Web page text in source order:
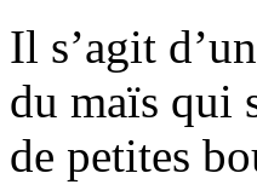
Il s’agit
du maïs qui
de petites